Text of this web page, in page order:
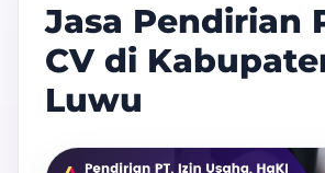
Jasa Pendirian
CV di
Luwu